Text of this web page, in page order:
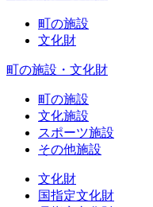
町の施設
文化財
町の施設・文化財
町の施設
文化施設
スポーツ施設
その他施設
文化財
国指定文化財